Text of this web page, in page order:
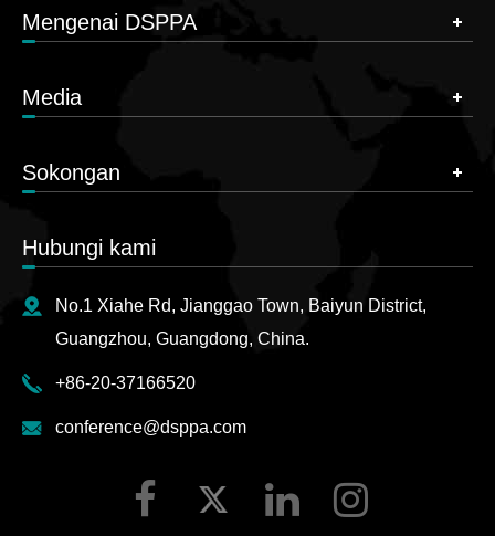
Mengenai DSPPA
Media
Sokongan
Hubungi kami
No.1 Xiahe Rd, Jianggao Town, Baiyun District,
Guangzhou, Guangdong, China.
+86-20-37166520
conference@dsppa.com